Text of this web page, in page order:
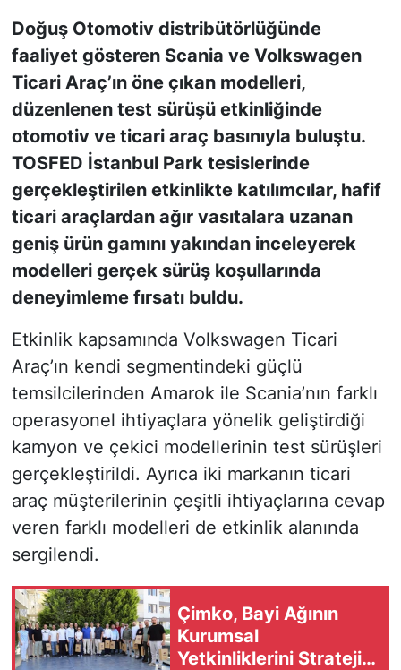
Doğuş Otomotiv distribütörlüğünde
faaliyet gösteren Scania ve Volkswagen
Ticari Araç’ın öne çıkan modelleri,
düzenlenen test sürüşü etkinliğinde
otomotiv ve ticari araç basınıyla buluştu.
TOSFED İstanbul Park tesislerinde
gerçekleştirilen etkinlikte katılımcılar, hafif
ticari araçlardan ağır vasıtalara uzanan
geniş ürün gamını yakından inceleyerek
modelleri gerçek sürüş koşullarında
deneyimleme fırsatı buldu.
Etkinlik kapsamında Volkswagen Ticari
Araç’ın kendi segmentindeki güçlü
temsilcilerinden Amarok ile Scania’nın farklı
operasyonel ihtiyaçlara yönelik geliştirdiği
kamyon ve çekici modellerinin test sürüşleri
gerçekleştirildi. Ayrıca iki markanın ticari
araç müşterilerinin çeşitli ihtiyaçlarına cevap
veren farklı modelleri de etkinlik alanında
sergilendi.
Çimko, Bayi Ağının
Kurumsal
Yetkinliklerini Stratejik
KONGRE HABERLERİ
KONGRE TAKVİMİ
RÖPORTAJLAR
BİYOGRAFİLER